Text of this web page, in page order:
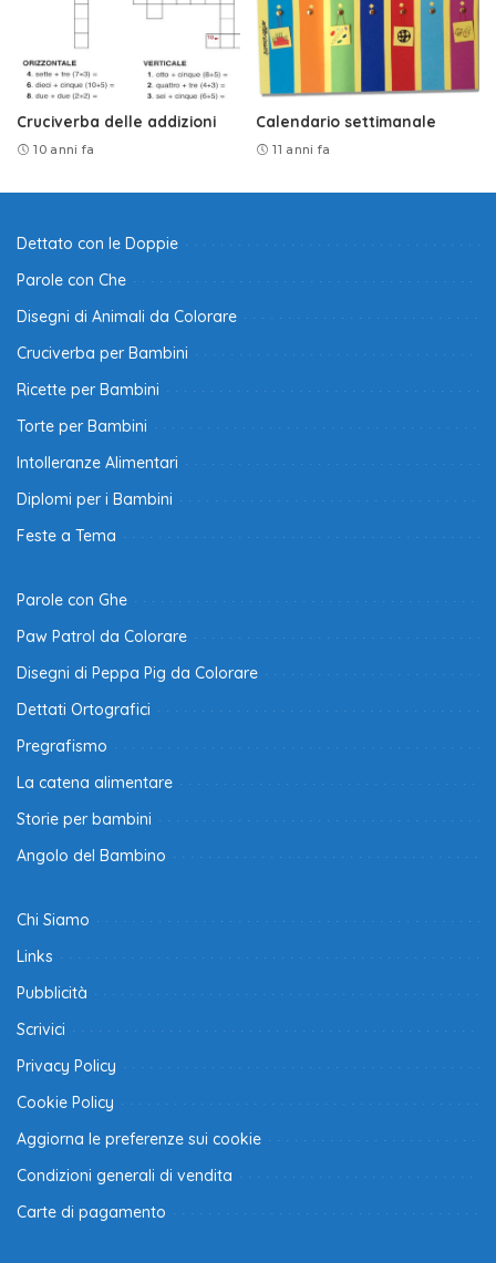
Cruciverba delle addizioni
10 anni fa
Calendario settimanale
11 anni fa
Dettato con le Doppie
Parole con Che
Disegni di Animali da Colorare
Cruciverba per Bambini
Ricette per Bambini
Torte per Bambini
Intolleranze Alimentari
Diplomi per i Bambini
Feste a Tema
Parole con Ghe
Paw Patrol da Colorare
Disegni di Peppa Pig da Colorare
Dettati Ortografici
Pregrafismo
La catena alimentare
Storie per bambini
Angolo del Bambino
Chi Siamo
Links
Pubblicità
Scrivici
Privacy Policy
Cookie Policy
Aggiorna le preferenze sui cookie
Condizioni generali di vendita
Carte di pagamento